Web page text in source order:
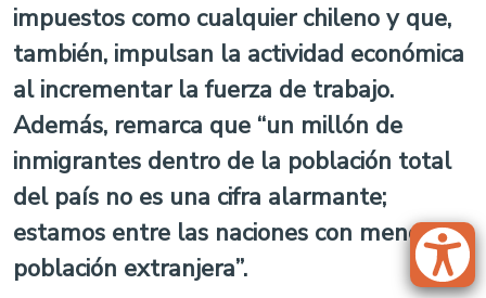
impuestos como cualquier chileno y que,
también, impulsan la actividad económica
al incrementar la fuerza de trabajo.
Además, remarca que “un millón de
inmigrantes dentro de la población total
del país no es una cifra alarmante;
estamos entre las naciones con menos
población extranjera”.